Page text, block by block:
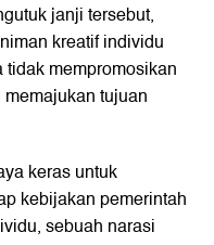
janji tersebut,
kreatif individu
mempromosikan
tujuan
keras untuk
kebijakan pemerintah
sebuah narasi